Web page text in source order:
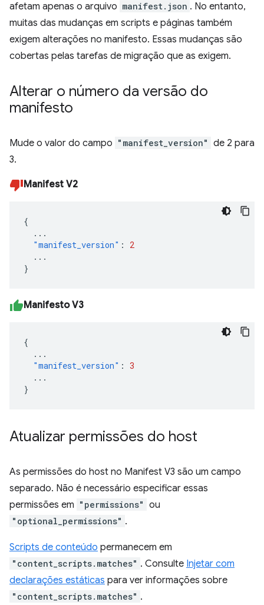
afetam apenas o arquivo manifest.json . No entanto,
muitas das mudanças em scripts e páginas também
exigem alterações no manifesto. Essas mudanças são
cobertas pelas tarefas de migração que as exigem.
Alterar o número da versão do
manifesto
Mude o valor do campo "manifest_version" de 2 para
3.
Manifest V2
{
...
"manifest_version" :
2
...
}
Manifesto V3
{
...
"manifest_version" : 3
...
}
Atualizar permissões do host
As permissões do host no Manifest V3 são um campo
separado. Não é necessário especificar essas
permissões em "permissions" ou
"optional_permissions" .
Scripts de conteúdo permanecem em
"content_scripts.matches" . Consulte Injetar com
declarações estáticas para ver informações sobre
"content_scripts.matches" .